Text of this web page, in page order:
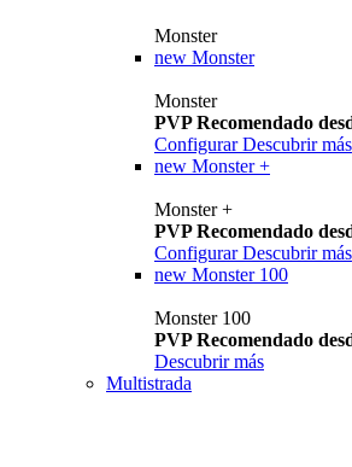
Monster
new Monster
Monster
PVP Recomendado
Configurar Descubrir más
new Monster +
Monster +
PVP Recomendado
Configurar Descubrir más
new Monster 100
Monster 100
PVP Recomendado
Descubrir más
Multistrada